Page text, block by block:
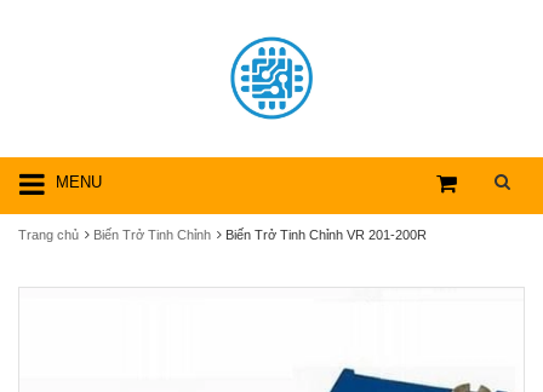
MENU
Trang chủ Biến Trở Tinh Chỉnh Biến Trở Tinh Chỉnh VR 201-200R